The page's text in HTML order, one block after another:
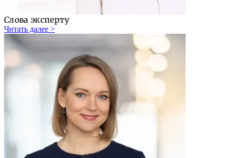
Слова эксперту
Читать далее >